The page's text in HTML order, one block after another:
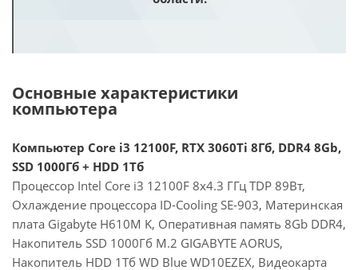
Основные характеристики
компьютера
Компьютер Core i3 12100F, RTX 3060Ti 8Гб, DDR4 8Gb,
SSD 1000Гб + HDD 1Тб
Процессор Intel Core i3 12100F 8x4.3 ГГц TDP 89Вт,
Охлаждение процессора ID-Cooling SE-903, Материнская
плата Gigabyte H610M K, Оперативная память 8Gb DDR4,
Накопитель SSD 1000Гб M.2 GIGABYTE AORUS,
Накопитель HDD 1Тб WD Blue WD10EZEX, Видеокарта